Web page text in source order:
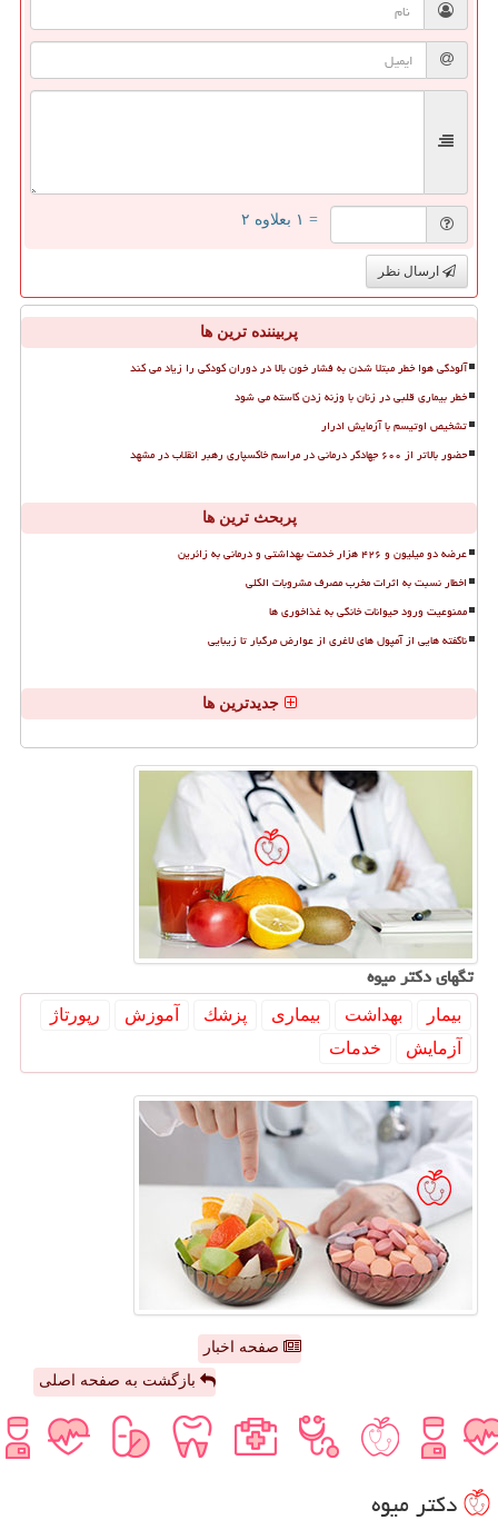
= ۱ بعلاوه ۲
ارسال نظر
پربیننده ترین ها
آلودگی هوا خطر مبتلا شدن به فشار خون بالا در دوران کودکی را زیاد می کند
خطر بیماری قلبی در زنان با وزنه زدن کاسته می شود
تشخیص اوتیسم با آزمایش ادرار
حضور بالاتر از ۶۰۰ جهادگر درمانی در مراسم خاکسپاری رهبر انقلاب در مشهد
پربحث ترین ها
عرضه دو میلیون و ۴۲۶ هزار خدمت بهداشتی و درمانی به زائرین
اخطار نسبت به اثرات مخرب مصرف مشروبات الکلی
ممنوعیت ورود حیوانات خانگی به غذاخوری ها
ناگفته هایی از آمپول های لاغری از عوارض مرگبار تا زیبایی
جدیدترین ها
تگهای دكتر میوه
بیمار بهداشت بیماری پزشك آموزش
رپورتاژ
آزمایش
خدمات
صفحه اخبار
بازگشت به صفحه اصلی
دكتر میوه